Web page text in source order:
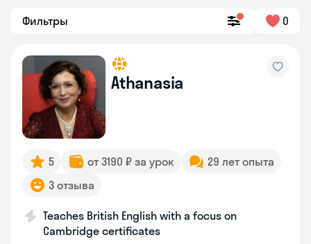
Фильтры 0
Athanasia
5 от 3190 ₽ за урок
29 лет опыта
3 отзыва
Teaches British English with a focus on
Cambridge certificates